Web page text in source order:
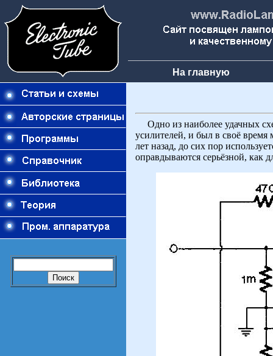
На главную
Одно из наиболее удачных
усилителей, и был в своё
лет назад, до сих пор
оправдываются серьёзной, как